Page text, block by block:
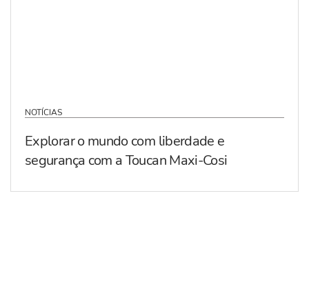
NOTÍCIAS
Explorar o mundo com liberdade e
segurança com a Toucan Maxi-Cosi